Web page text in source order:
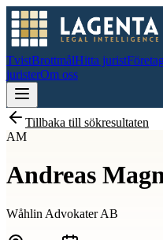
TvistBrottmålHitta jurist
juristerOm oss
Tillbaka till sökresultaten
AM
Andreas
Wåhlin Advokater AB